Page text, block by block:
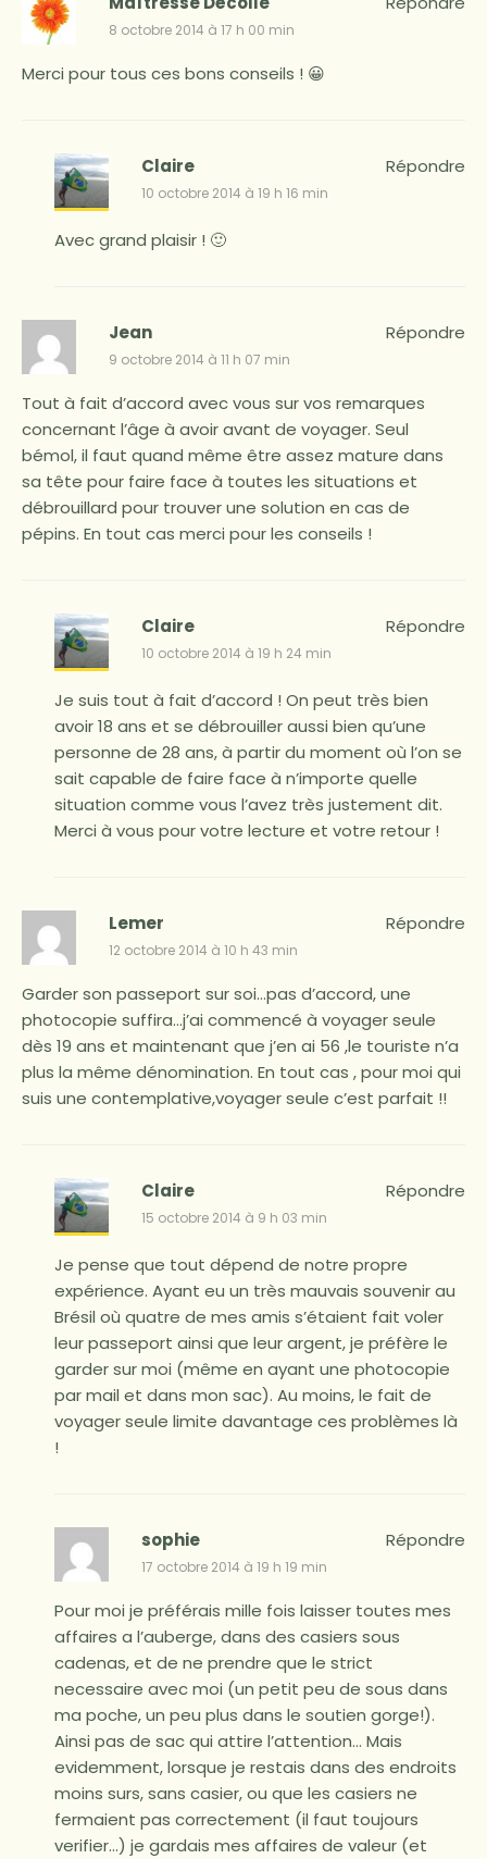
8 octobre 2014 à 17 h 00 min
Merci pour tous ces bons conseils ! 😀
Claire
10 octobre 2014 à 19 h 16 min
Avec grand plaisir ! 🙂
Répondre
Jean
9 octobre 2014 à 11 h 07 min
Tout à fait d’accord avec vous sur vos remarques
concernant l’âge à avoir avant de voyager. Seul
bémol, il faut quand même être assez mature dans
sa tête pour faire face à toutes les situations et
débrouillard pour trouver une solution en cas de
pépins. En tout cas merci pour les conseils !
Répondre
Claire
10 octobre 2014 à 19 h 24 min
Je suis tout à fait d’accord ! On peut très bien
avoir 18 ans et se débrouiller aussi bien qu’une
personne de 28 ans, à partir du moment où l’on se
sait capable de faire face à n’importe quelle
situation comme vous l’avez très justement dit.
Merci à vous pour votre lecture et votre retour !
Répondre
Lemer
12 octobre 2014 à 10 h 43 min
Garder son passeport sur soi…pas d’accord, une
photocopie suffira…j’ai commencé à voyager seule
dès 19 ans et maintenant que j’en ai 56 ,le touriste n’a
plus la même dénomination. En tout cas , pour moi qui
suis une contemplative,voyager seule c’est parfait !!
Répondre
Claire
15 octobre 2014 à 9 h 03 min
Je pense que tout dépend de notre propre
expérience. Ayant eu un très mauvais souvenir au
Brésil où quatre de mes amis s’étaient fait voler
leur passeport ainsi que leur argent, je préfère le
garder sur moi (même en ayant une photocopie
par mail et dans mon sac). Au moins, le fait de
voyager seule limite davantage ces problèmes là
!
Répondre
sophie
17 octobre 2014 à 19 h 19 min
Pour moi je préférais mille fois laisser toutes mes
affaires a l’auberge, dans des casiers sous
cadenas, et de ne prendre que le strict
necessaire avec moi (un petit peu de sous dans
ma poche, un peu plus dans le soutien gorge!).
Ainsi pas de sac qui attire l’attention… Mais
evidemment, lorsque je restais dans des endroits
moins surs, sans casier, ou que les casiers ne
fermaient pas correctement (il faut toujours
verifier…) je gardais mes affaires de valeur (et
Répondre